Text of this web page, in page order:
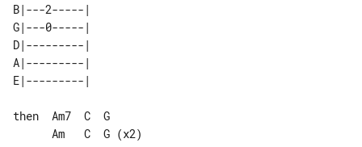
B|---2-----|
G|---0-----|
D|---------|
A|---------|
then  Am7  C  G